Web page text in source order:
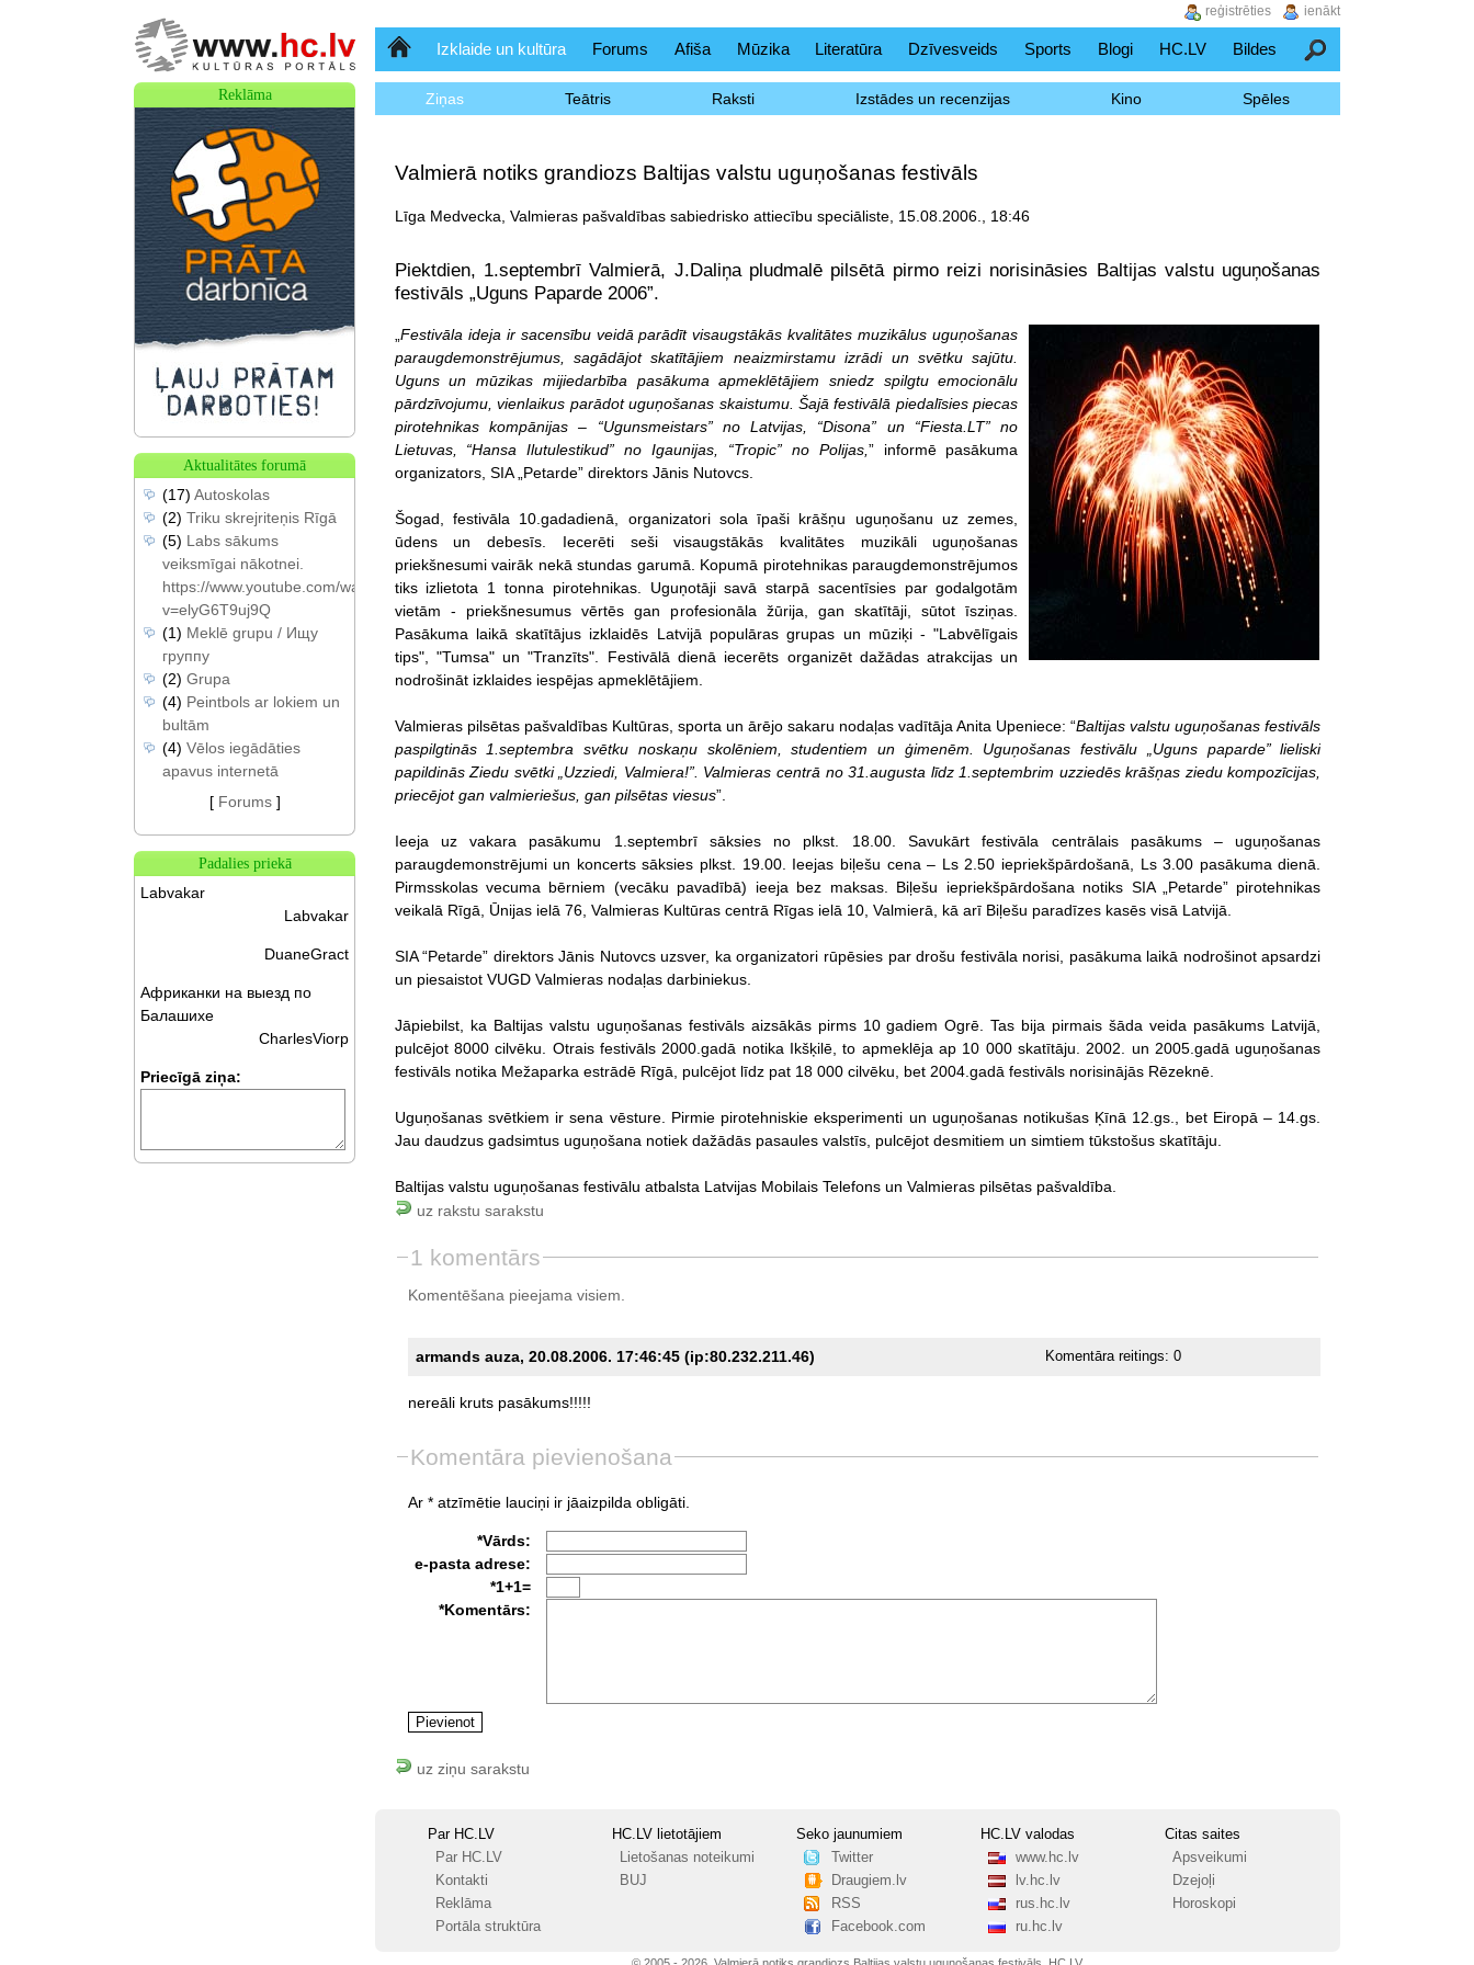
SākumlapaIzklaide un kultūra Forums Afiša Mūzika Literatūra Dzīvesveids Sports Blogi HC.LV Bildes Meklēšana
Ziņas Teātris Raksti Izstādes un recenzijas Kino Spēles
Valmierā notiks grandiozs Baltijas valstu uguņošanas festivāls
Līga Medvecka, Valmieras pašvaldības sabiedrisko attiecību speciāliste, 15.08.2006., 18:46
Piektdien, 1.septembrī Valmierā, J.Daliņa pludmalē pilsētā pirmo reizi norisināsies Baltijas valstu uguņošanas
festivāls „Uguns Paparde 2006”.
Festivāla ideja ir sacensību veidā parādīt visaugstākās kvalitātes muzikālus uguņošanas
paraugdemonstrējumus, sagādājot skatītājiem neaizmirstamu izrādi un svētku sajūtu.
Uguns un mūzikas mijiedarbība pasākuma apmeklētājiem sniedz spilgtu emocionālu
pārdzīvojumu, vienlaikus parādot uguņošanas skaistumu. Šajā festivālā piedalīsies piecas
pirotehnikas kompānijas – “Ugunsmeistars” no Latvijas, “Disona” un “Fiesta.LT” no
Lietuvas, “Hansa Ilutulestikud” no Igaunijas, “Tropic” no Polijas, ” informē pasākuma
organizators, SIA „Petarde” direktors Jānis Nutovcs.
Šogad, festivāla 10.gadadienā, organizatori sola īpaši krāšņu uguņošanu uz zemes,
ūdens un debesīs. Iecerēti seši visaugstākās kvalitātes muzikāli uguņošanas
priekšnesumi vairāk nekā stundas garumā. Kopumā pirotehnikas paraugdemonstrējumos
tiks izlietota 1 tonna pirotehnikas. Uguņotāji savā starpā sacentīsies par godalgotām
vietām - priekšnesumus vērtēs gan profesionāla žūrija, gan skatītāji, sūtot īsziņas.
Pasākuma laikā skatītājus izklaidēs Latvijā populāras grupas un mūziķi - "Labvēlīgais
tips", "Tumsa" un "Tranzīts". Festivālā dienā iecerēts organizēt dažādas atrakcijas un
nodrošināt izklaides iespējas apmeklētājiem.
Valmieras pilsētas pašvaldības Kultūras, sporta un ārējo sakaru nodaļas vadītāja Anita Upeniece: “Baltijas valstu uguņošanas festivāls
paspilgtinās 1.septembra svētku noskaņu skolēniem, studentiem un ģimenēm. Uguņošanas festivālu „Uguns paparde” lieliski
papildinās Ziedu svētki „Uzziedi, Valmiera!”. Valmieras centrā no 31.augusta līdz 1.septembrim uzziedēs krāšņas ziedu kompozīcijas,
priecējot gan valmieriešus, gan pilsētas viesus”.
Ieeja uz vakara pasākumu 1.septembrī sāksies no plkst. 18.00. Savukārt festivāla centrālais pasākums – uguņošanas
paraugdemonstrējumi un koncerts sāksies plkst. 19.00. Ieejas biļešu cena – Ls 2.50 iepriekšpārdošanā, Ls 3.00 pasākuma dienā.
Pirmsskolas vecuma bērniem (vecāku pavadībā) ieeja bez maksas. Biļešu iepriekšpārdošana notiks SIA „Petarde” pirotehnikas
veikalā Rīgā, Ūnijas ielā 76, Valmieras Kultūras centrā Rīgas ielā 10, Valmierā, kā arī Biļešu paradīzes kasēs visā Latvijā.
SIA “Petarde” direktors Jānis Nutovcs uzsver, ka organizatori rūpēsies par drošu festivāla norisi, pasākuma laikā nodrošinot apsardzi
un piesaistot VUGD Valmieras nodaļas darbiniekus.
Jāpiebilst, ka Baltijas valstu uguņošanas festivāls aizsākās pirms 10 gadiem Ogrē. Tas bija pirmais šāda veida pasākums Latvijā,
pulcējot 8000 cilvēku. Otrais festivāls 2000.gadā notika Ikšķilē, to apmeklēja ap 10 000 skatītāju. 2002. un 2005.gadā uguņošanas
festivāls notika Mežaparka estrādē Rīgā, pulcējot līdz pat 18 000 cilvēku, bet 2004.gadā festivāls norisinājās Rēzeknē.
Uguņošanas svētkiem ir sena vēsture. Pirmie pirotehniskie eksperimenti un uguņošanas notikušas Ķīnā 12.gs., bet Eiropā – 14.gs.
Jau daudzus gadsimtus uguņošana notiek dažādās pasaules valstīs, pulcējot desmitiem un simtiem tūkstošus skatītāju.
Baltijas valstu uguņošanas festivālu atbalsta Latvijas Mobilais Telefons un Valmieras pilsētas pašvaldība.
uz rakstu sarakstu
1 komentārs
Komentēšana pieejama visiem.
armands auza, 20.08.2006. 17:46:45 (ip:80.232.211.46) Komentāra reitings:0
nereāli kruts pasākums!!!!!
Komentāra pievienošana
Ar * atzīmētie lauciņi ir jāaizpilda obligāti.
*Vārds:
e-pasta adrese:
*1+1=
*Komentārs:
uz ziņu sarakstu
Par HC.LV
Par HC.LV
Kontakti
Reklāma
Portāla struktūra
HC.LV lietotājiem
Lietošanas noteikumi
BUJ
Seko jaunumiem
Twitter
Draugiem.lv
RSS
Facebook.com
HC.LV valodas
www.hc.lv
lv.hc.lv
rus.hc.lv
ru.hc.lv
Citas saites
Apsveikumi
Dzejoļi
Horoskopi
Reklāma
Aktualitātes forumā
(17) Autoskolas
(2) Triku skrejriteņis Rīgā
(5) Labs sākums
veiksmīgai nākotnei.
https://www.youtube.com/watch?
v=elyG6T9uj9Q
(1) Meklē grupu / Ищу
группу
(2) Grupa
(4) Peintbols ar lokiem un
bultām
(4) Vēlos iegādāties
apavus internetā
[ Forums]
Padalies priekā
Labvakar
Labvakar
DuaneGract
Африканки на выезд по
Балашихе
CharlesViorp
Priecīgā ziņa:
ienākt
reģistrēties